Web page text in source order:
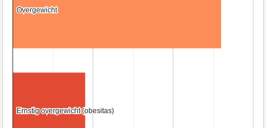
Overgewicht
Overgewicht
Ernstig overgewicht (obesitas)
Ernstig overgewicht (obesitas)